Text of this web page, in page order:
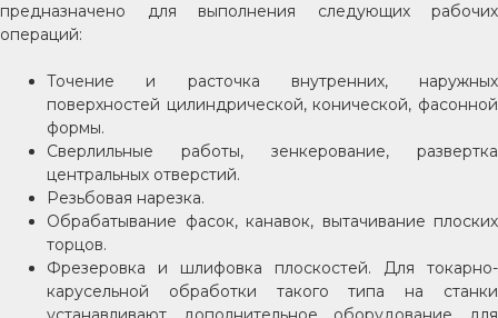
предназначено для выполнения следующих рабочих
операций:
Точение и расточка внутренних, наружных
поверхностей цилиндрической, конической, фасонной
формы.
Сверлильные работы, зенкерование, развертка
центральных отверстий.
Резьбовая нарезка.
Обрабатывание фасок, канавок, вытачивание плоских
торцов.
Фрезеровка и шлифовка плоскостей. Для токарно-
карусельной обработки такого типа на станки